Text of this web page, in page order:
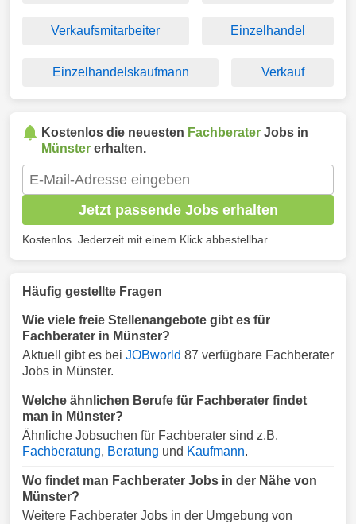
Verkaufsmitarbeiter Einzelhandel
Einzelhandelskaufmann Verkauf
Kostenlos die neuesten Fachberater Jobs in
Münster erhalten.
Jetzt passende Jobs erhalten
Kostenlos. Jederzeit mit einem Klick abbestellbar.
Häufig gestellte Fragen
Wie viele freie Stellenangebote gibt es für
Fachberater in Münster?
Aktuell gibt es bei JOBworld 87 verfügbare Fachberater
Jobs in Münster.
Welche ähnlichen Berufe für Fachberater findet
man in Münster?
Ähnliche Jobsuchen für Fachberater sind z.B.
Fachberatung, Beratung und Kaufmann.
Wo findet man Fachberater Jobs in der Nähe von
Münster?
Weitere Fachberater Jobs in der Umgebung von